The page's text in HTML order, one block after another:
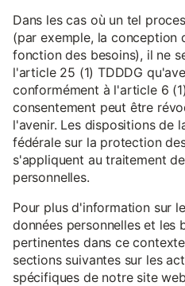
Dans les cas où un tel
(par exemple, la conception
fonction des besoins), il ne
l'article 25 (1) TDDDG
conformément à l'article 6
consentement peut être
l'avenir. Les dispositions de
fédérale sur la protection
s'appliquent au traitement
personnelles.
Pour plus d'information sur
données personnelles et les
pertinentes dans ce
sections suivantes sur les
spécifiques de notre site